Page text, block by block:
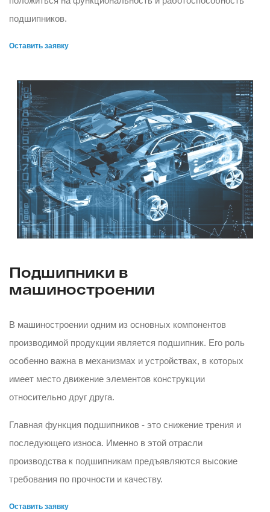
подшипников.
Оставить заявку
Подшипники в
машиностроении
В машиностроении одним из основных компонентов
производимой продукции является подшипник. Его роль
особенно важна в механизмах и устройствах, в которых
имеет место движение элементов конструкции
относительно друг друга.
Главная функция подшипников - это снижение трения и
последующего износа. Именно в этой отрасли
производства к подшипникам предъявляются высокие
требования по прочности и качеству.
Оставить заявку